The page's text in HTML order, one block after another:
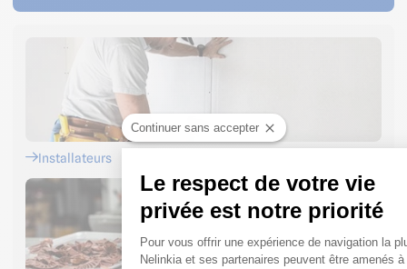
Installateurs
Continuer sans accepter
Le respect de votre vie
privée est notre priorité
Plateforme de Gestion
Pour vous offrir une expérience de navigation la
Nelinkia et ses partenaires peuvent être amenés